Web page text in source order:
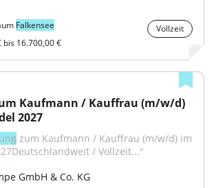
Falkensee
Vollzeit
bis 16.700,00 €
Kaufmann / Kauffrau (m/w/d)
2027
zum Kaufmann / Kauffrau (m/w/d) im
/ Vollzeit..."
GmbH & Co. KG